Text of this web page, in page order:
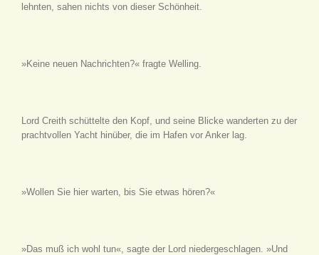
lehnten, sahen nichts von dieser Schönheit.
»Keine neuen Nachrichten?« fragte Welling.
Lord Creith schüttelte den Kopf, und seine Blicke wanderten zu der
prachtvollen Yacht hinüber, die im Hafen vor Anker lag.
»Wollen Sie hier warten, bis Sie etwas hören?«
»Das muß ich wohl tun«, sagte der Lord niedergeschlagen. »Und